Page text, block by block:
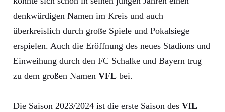
denkwürdigen Namen im Kreis und auch
überkreislich durch große Spiele und Pokalsiege
erspielen. Auch die Eröffnung des neues Stadions und
Einweihung durch den FC Schalke und Bayern trug
zu dem großen Namen VFL bei.
Die Saison 2023/2024 ist die erste Saison des VfL